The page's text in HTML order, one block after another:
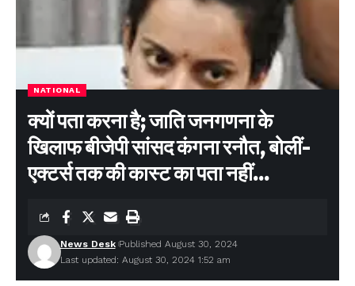
NATIONAL
क्यों पता करना है; जाति जनगणना के
खिलाफ बीजेपी सांसद कंगना रनौत, बोलीं-
एक्टर्स तक की कास्ट का पता नहीं…
Last updated: August 30, 2024 1:52 am
News Desk Published August 30, 2024